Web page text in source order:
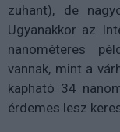
zuhant), de
Ugyanakkor az
nanométeres
vannak, mint a
kapható 34
érdemes lesz